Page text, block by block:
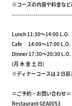
※コースの内容や料金など
Lunch 11:30～14:00 L.O.
Cafe 14:00～17:00 L.O.
Dinner 17:30～20:30 L.O.
(月 木 金 土 日)
※ディナーコースは２日前
＝ご予約・お問い合わせ＝
Restaurant GEA0053